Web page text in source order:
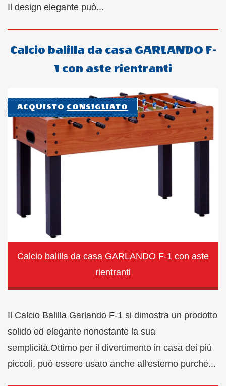
Il design elegante può...
Calcio balilla da casa GARLANDO F-
1 con aste rientranti
ACQUISTO CONSIGLIATO
Calcio balilla da casa GARLANDO F-1 con aste
rientranti
Il Calcio Balilla Garlando F-1 si dimostra un prodotto
solido ed elegante nonostante la sua
semplicità.Ottimo per il divertimento in casa dei più
piccoli, può essere usato anche all'esterno purché...